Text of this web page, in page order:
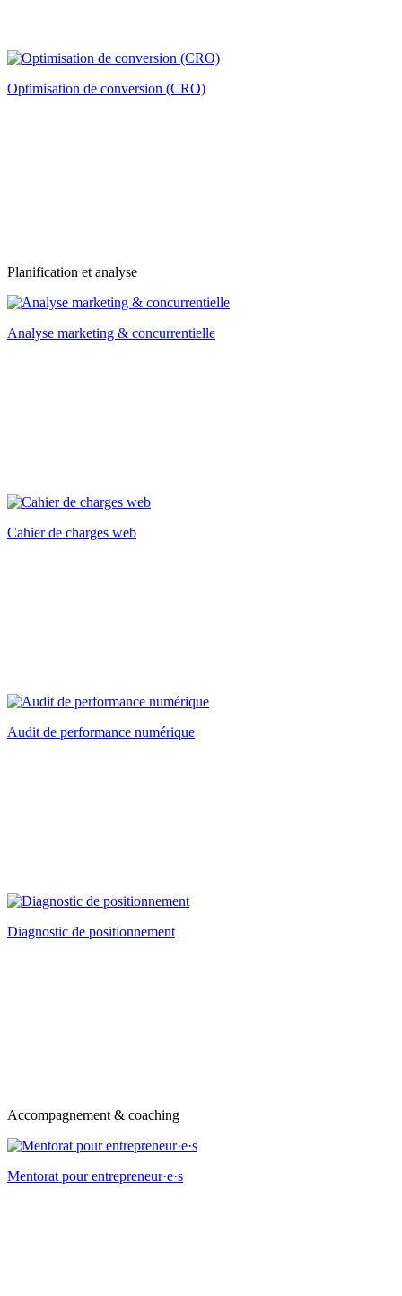
Optimisation de conversion (CRO)
Planification et analyse
Analyse marketing & concurrentielle
Cahier de charges web
Audit de performance numérique
Diagnostic de positionnement
Accompagnement & coaching
Mentorat pour entrepreneur·e·s